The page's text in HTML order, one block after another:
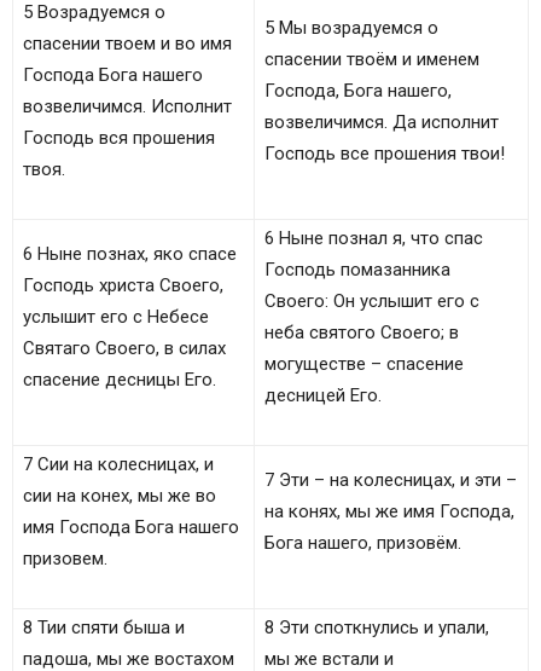
5 Возрадуемся о
спасении твоем и во имя
Господа Бога нашего
возвеличимся. Исполнит
Господь вся прошения
твоя.
5 Мы возрадуемся о
спасении твоём и именем
Господа, Бога нашего,
возвеличимся. Да исполнит
Господь все прошения твои!
6 Ныне познах, яко спасе
Господь христа Своего,
услышит eго с Небесе
Святаго Своего, в силах
спасение десницы Его.
6 Ныне познал я, что спас
Господь помазанника
Своего: Он услышит его с
неба святого Своего; в
могуществе – спасение
десницей Его.
7 Сии на колесницах, и
сии на конех, мы же во
имя Господа Бога нашего
призовем.
7 Эти – на колесницах, и эти –
на конях, мы же имя Господа,
Бога нашего, призовём.
8 Тии спяти быша и
падоша, мы же востахом
8 Эти споткнулись и упали,
мы же встали и